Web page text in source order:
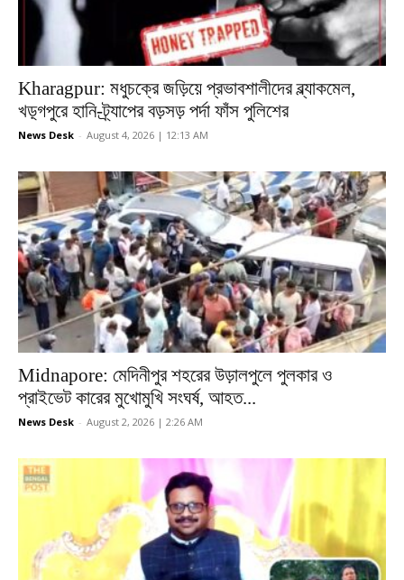
Kharagpur: মধুচক্রে জড়িয়ে প্রভাবশালীদের ব্ল্যাকমেল,
খড়্গপুরে হানি-ট্র্যাপের বড়সড় পর্দা ফাঁস পুলিশের
News Desk - August 4, 2026 | 12:13 AM
Midnapore: মেদিনীপুর শহরের উড়ালপুলে পুলকার ও
প্রাইভেট কারের মুখোমুখি সংঘর্ষ, আহত...
News Desk - August 2, 2026 | 2:26 AM